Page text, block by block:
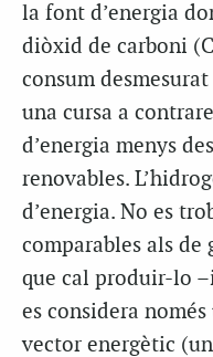
la font d’energia
diòxid de carboni
consum
una cursa a
d’energia menys
renovables.
d’energia. No es
comparables als
que cal produir-lo
es considera
vector energètic